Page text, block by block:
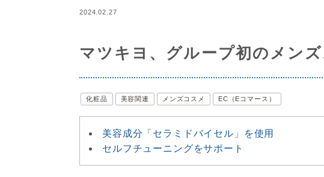
2024.02.27
マツキヨ、グループ初のメン
化粧品 美容関連 メンズコスメ EC（Eコマース）
美容成分「セラミドバイセル」を使用
セルフチューニングをサポート